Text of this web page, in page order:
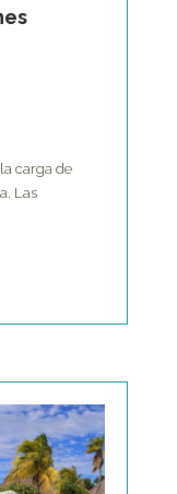
carga de
Las